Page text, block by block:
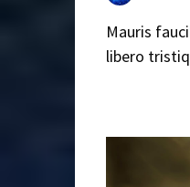
Mauris
libero